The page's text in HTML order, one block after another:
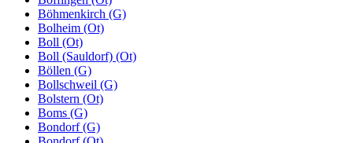
Böhmenkirch (G)
Bolheim (Ot)
Boll (Ot)
Boll (Sauldorf) (Ot)
Böllen (G)
Bollschweil (G)
Bolstern (Ot)
Boms (G)
Bondorf (G)